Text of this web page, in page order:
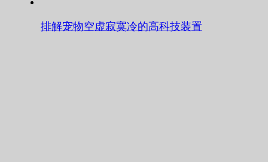
排解宠物空虚寂寞冷的高科技装置